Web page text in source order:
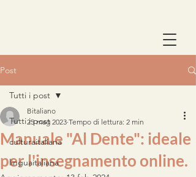
Post
Tutti i post
culturaitaliana
linguaitaliana
Tutti i post
Manuale "Al Dente": ideale
per l'insegnamento online.
Bitaliano
25 mag 2023 Tempo di lettura: 2 min